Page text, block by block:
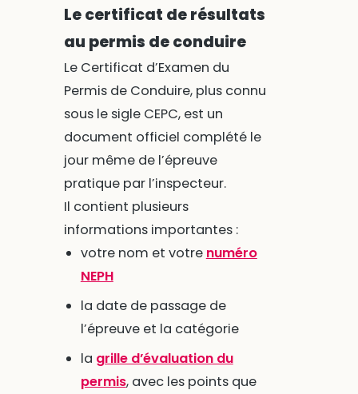
Le certificat de résultats
au permis de conduire
Le Certificat d’Examen du
Permis de Conduire, plus connu
sous le sigle CEPC, est un
document officiel complété le
jour même de l’épreuve
pratique par l’inspecteur.
Il contient plusieurs
informations importantes :
votre nom et votre numéro
NEPH
la date de passage de
l’épreuve et la catégorie
la grille d’évaluation du
permis, avec les points que